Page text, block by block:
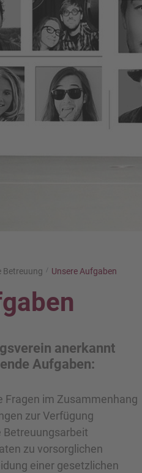
Betreuung Unsere Aufgaben
anerkannt
Aufgaben:
Fragen im Zusammenhang
zur Verfügung
Betreuungsarbeit
zu vorsorglichen
einer gesetzlichen